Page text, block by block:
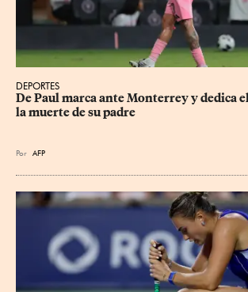
DEPORTES
De Paul marca ante Monterrey y dedica
la muerte de su padre
Por AFP